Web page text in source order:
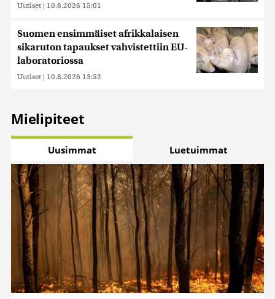
Uutiset | 10.8.2026 15:01
Suomen ensimmäiset afrikkalaisen
sikaruton tapaukset vahvistettiin EU-
laboratoriossa
Uutiset | 10.8.2026 13:52
Mielipiteet
Uusimmat Luetuimmat